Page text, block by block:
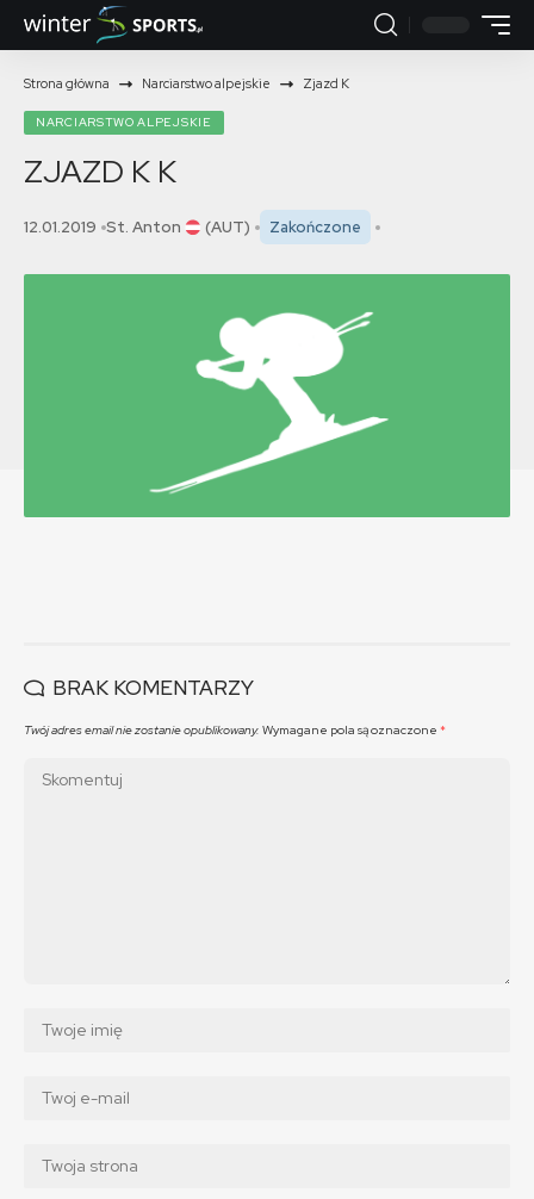
Strona główna Narciarstwo alpejskie Zjazd K
NARCIARSTWO ALPEJSKIE
ZJAZD K K
12.01.2019 St. Anton (AUT) Zakończone
BRAK KOMENTARZY
Twój adres email nie zostanie opublikowany. Wymagane pola są oznaczone *